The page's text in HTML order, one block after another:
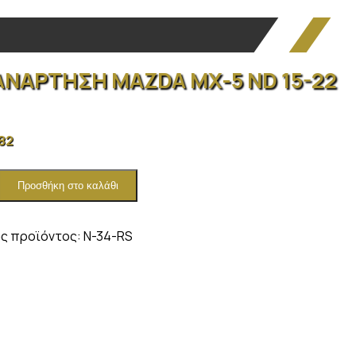
MAZDA MX-5 ND 15-22
Προσθήκη στο καλάθι
προϊόντος: N-34-RS